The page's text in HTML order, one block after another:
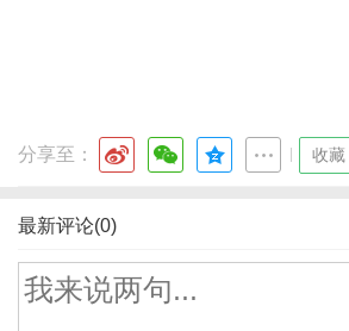
分享至： 收藏
最新评论(0)